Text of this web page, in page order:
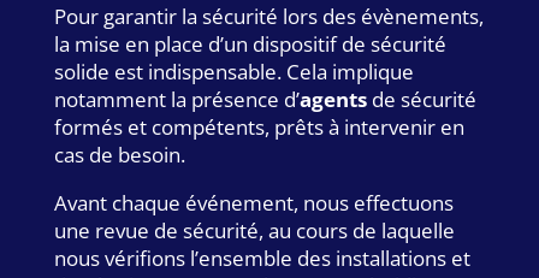
Pour garantir la sécurité lors des évènements,
la mise en place d’un dispositif de sécurité
solide est indispensable. Cela implique
notamment la présence d’agents de sécurité
formés et compétents, prêts à intervenir en
cas de besoin.
Avant chaque événement, nous effectuons
une revue de sécurité, au cours de laquelle
nous vérifions l’ensemble des installations et